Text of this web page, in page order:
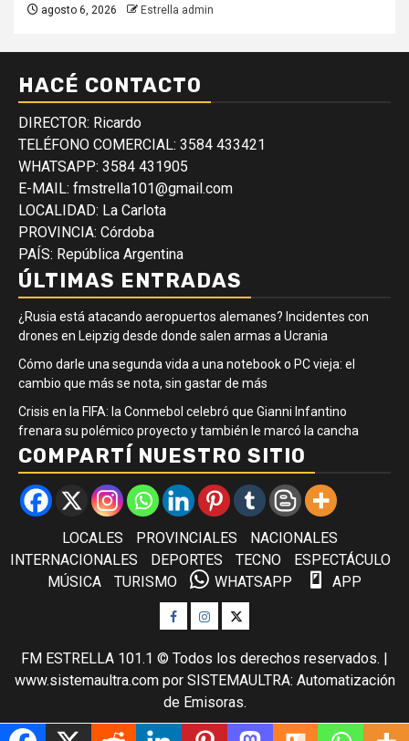
agosto 6, 2026 Estrella admin
HACÉ CONTACTO
DIRECTOR: Ricardo
TELÉFONO COMERCIAL: 3584 433421
WHATSAPP: 3584 431905
E-MAIL: fmstrella101@gmail.com
LOCALIDAD: La Carlota
PROVINCIA: Córdoba
PAÍS: República Argentina
ÚLTIMAS ENTRADAS
¿Rusia está atacando aeropuertos alemanes? Incidentes con
drones en Leipzig desde donde salen armas a Ucrania
Cómo darle una segunda vida a una notebook o PC vieja: el
cambio que más se nota, sin gastar de más
Crisis en la FIFA: la Conmebol celebró que Gianni Infantino
frenara su polémico proyecto y también le marcó la cancha
COMPARTÍ NUESTRO SITIO
LOCALES PROVINCIALES
NACIONALES
INTERNACIONALES
DEPORTES TECNO
ESPECTÁCULO
MÚSICA
TURISMO WHATSAPP APP
Facebook
Instagram
Twitter
FM ESTRELLA 101.1 © Todos los derechos reservados. |
www.sistemaultra.compor SISTEMAULTRA: Automatización
de Emisoras.